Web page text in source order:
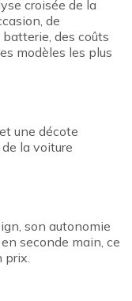
croisée de la
de
des coûts
modèles les plus
une décote
la voiture
son autonomie
seconde main, ce
prix.